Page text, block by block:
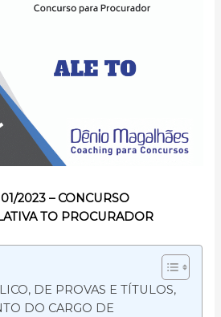
2023 – CONCURSO
TO PROCURADOR
DE PROVAS E TÍTULOS,
DO CARGO DE